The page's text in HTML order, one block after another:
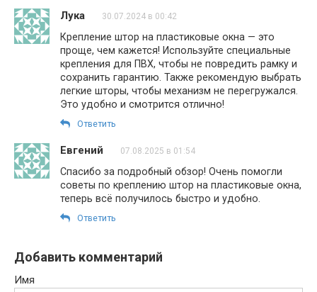
Лука 30.07.2024 в 00:42
Крепление штор на пластиковые окна — это
проще, чем кажется! Используйте специальные
крепления для ПВХ, чтобы не повредить рамку и
сохранить гарантию. Также рекомендую выбрать
легкие шторы, чтобы механизм не перегружался.
Это удобно и смотрится отлично!
Ответить
Евгений 07.08.2025 в 01:54
Спасибо за подробный обзор! Очень помогли
советы по креплению штор на пластиковые окна,
теперь всё получилось быстро и удобно.
Ответить
Добавить комментарий
Имя